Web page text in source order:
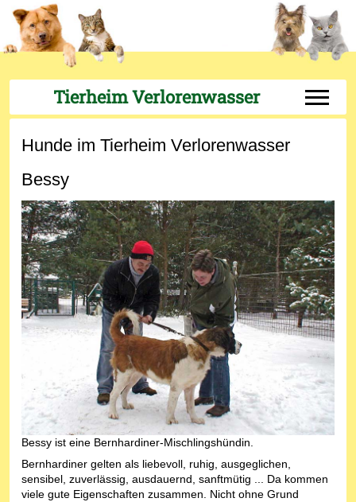
Tierheim Verlorenwasser Off-
Hunde im Tierheim Verlorenwasser
Bessy
Bessy ist eine Bernhardiner-Mischlingshündin.
Bernhardiner gelten als liebevoll, ruhig, ausgeglichen,
sensibel, zuverlässig, ausdauernd, sanftmütig ... Da kommen
viele gute Eigenschaften zusammen. Nicht ohne Grund